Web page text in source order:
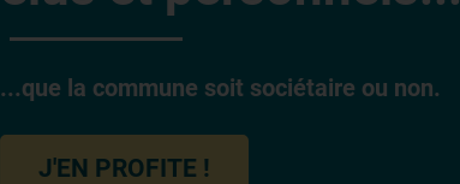
...que la commune soit sociétaire ou non.
J'EN PROFITE !